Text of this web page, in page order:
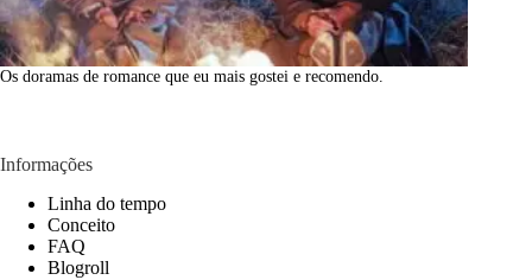
Os doramas de romance que eu mais gostei e recomendo.
Informações
Linha do tempo
Conceito
FAQ
Blogroll